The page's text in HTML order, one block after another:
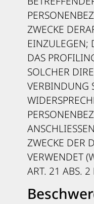
ZWECKE
EINZULEGEN;
DAS
SOLCHER
VERBINDUNG
ZWECKE DER
VERWENDET
ART. 21 ABS. 2